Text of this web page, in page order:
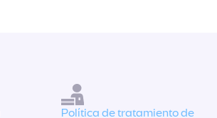
Política de tratamiento de